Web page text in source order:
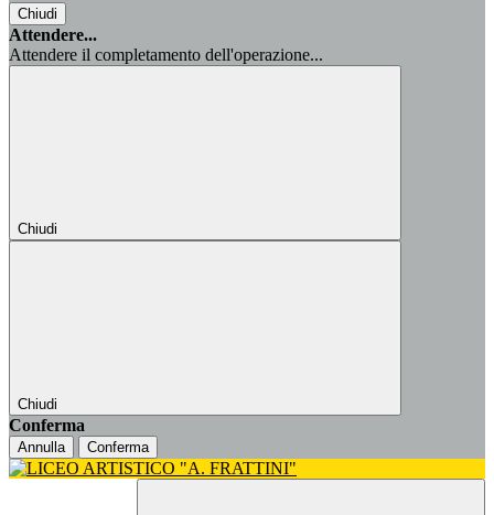
Chiudi
Attendere...
Attendere il completamento dell'operazione...
Chiudi
Chiudi
Conferma
Annulla Conferma